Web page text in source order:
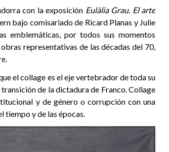
con la exposición Eulàlia Grau. El arte
bajo comisariado de Ricard Planas y Julie
emblemáticas, por todos sus momentos
representativas de las décadas del 70,
el collage es el eje vertebrador de toda su
de la dictadura de Franco. Collage
y de género o corrupción con una
tiempo y de las épocas.